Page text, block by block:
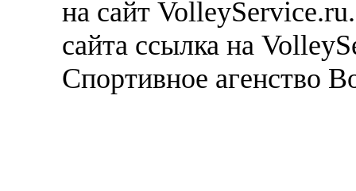
на сайт
сайта ссылка на
Спортивное агенство